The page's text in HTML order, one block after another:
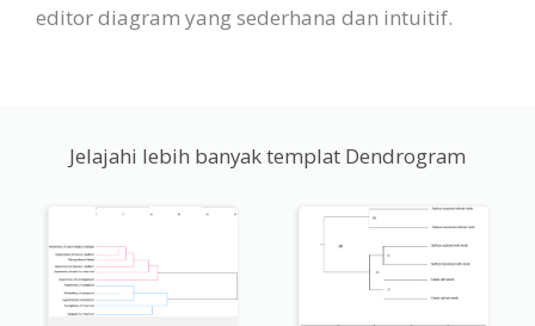
editor diagram yang sederhana dan intuitif.
Jelajahi lebih banyak templat Dendrogram